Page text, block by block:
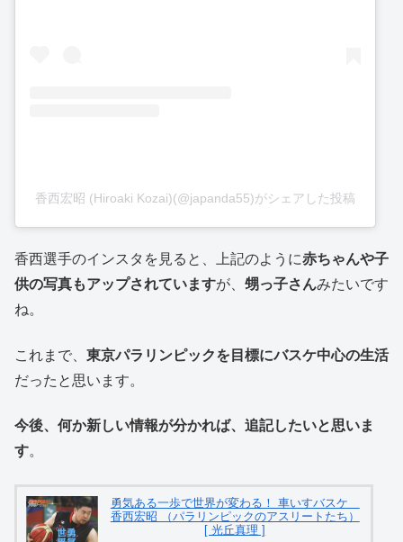
香西宏昭 (Hiroaki Kozai)(@japanda55)がシェアした投稿
香西選手のインスタを見ると、上記のように赤ちゃんや子
供の写真もアップされていますが、 甥っ子さんみたいです
ね。
これまで、 東京パラリンピックを目標にバスケ中心の生活
だったと思います。
今後、何か新しい情報が分かれば、追記したいと思いま
す。
勇気ある一歩で世界が変わる！ 車いすバスケ
香西宏昭 （パラリンピックのアスリートたち）
[ 光丘真理 ]